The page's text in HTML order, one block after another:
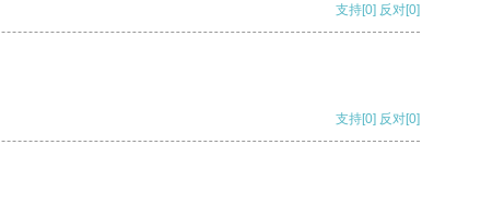
支持[0] 反对[0]
支持[0] 反对[0]